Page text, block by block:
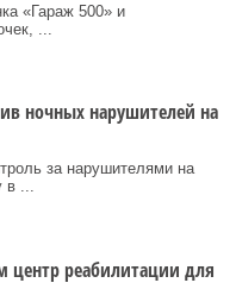
«Гараж 500» и
...
ночных нарушителей на
за нарушителями на
в ...
центр реабилитации для